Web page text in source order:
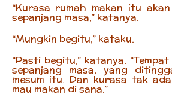
“Kurasa rumah makan itu
sepanjang masa,” katanya.
“Mungkin begitu,” kataku.
“Pasti begitu,” katanya.
sepanjang masa, yang
mesum itu. Dan kurasa tak
mau makan di sana.”